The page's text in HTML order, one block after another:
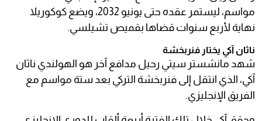
مواسم، ليستمر عقده حتى يونيو 2032، ويضع كوكوريلا
نهاية لأربع سنوات قضاها بقميص تشيلسي.
ناثان آكي يختار فنربخشة
شهد مانشستر سيتي رحيل مدافع آخر هو الهولندي ناثان
آكي، الذي انتقل إلى فنربخشة التركي بعد ستة مواسم مع
الفريق الإنجليزي.